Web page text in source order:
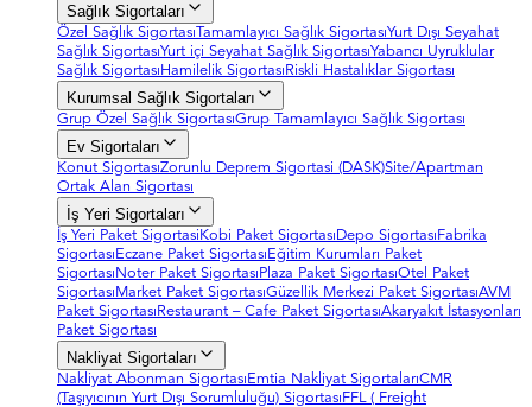
Sağlık Sigortaları
Özel Sağlık SigortasıTamamlayıcı Sağlık SigortasıYurt Dışı Seyahat
Sağlık SigortasıYurt içi Seyahat Sağlık SigortasıYabancı Uyruklular
Sağlık Sigortası Hamilelik Sigortası Riskli Hastalıklar Sigortası
Kurumsal Sağlık Sigortaları
Grup Özel Sağlık SigortasıGrup Tamamlayıcı Sağlık Sigortası
Ev Sigortaları
Konut SigortasıZorunlu Deprem Sigortasi (DASK)Site/Apartman
Ortak Alan Sigortası
İş Yeri Sigortaları
İş Yeri Paket Sigortasi Kobi Paket Sigortası Depo Sigortası Fabrika
Sigortası Eczane Paket Sigortası Eğitim Kurumları Paket
Sigortası Noter Paket Sigortası Plaza Paket SigortasıOtel Paket
Sigortası Market Paket SigortasıGüzellik Merkezi Paket SigortasıAVM
Paket Sigortası Restaurant – Cafe Paket SigortasıAkaryakıt İstasyonları
Paket Sigortası
Nakliyat Sigortaları
Nakliyat Abonman Sigortası Emtia Nakliyat SigortalarıCMR
(Taşıyıcının Yurt Dışı Sorumluluğu) Sigortası FFL ( Freight